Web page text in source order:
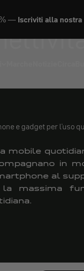
— Iscriviti alla
e gadget per l'uso
mobile
in
al
la massima